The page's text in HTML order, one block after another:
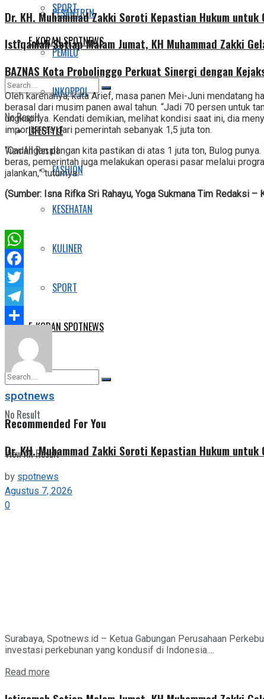
SPORT
E-KORAN SPOTNEWS
No Result
View All Result
PESANTREN
PEMILU
INKOPPOL
LIFESTYLE
FASHION
KESEHATAN
KULINER
SPORT
E-KORAN SPOTNEWS
No Result
View All Result
Dr. KH. Muhammad Zakki Soroti Kepastian Hukum
Istiqamah Setiap Malam Jumat, KH Muhammad Zakki
BAZNAS Kota Probolinggo Perkuat Sinergi dengan
Oleh karenanya, kata Arief, masa panen Mei-Juni mendatang
berasal dari musim panen awal tahun. “Jadi 70 persen untuk
ungkapnya. Kendati demikian, melihat kondisi saat ini, dia
impor beras dari pemerintah sebanyak 1,5 juta ton.
“Cadangan pangan kita pastikan di atas 1 juta ton, Bulog
beras, pemerintah juga melakukan operasi pasar melalui
jalankan,” tuturnya.
(Sumber: Isna Rifka Sri Rahayu, Yoga Sukmana Tim Redaksi
WhatsApp
Facebook
Twitter
Telegram
Share
spotnews
Recommended For You
Dr. KH. Muhammad Zakki Soroti Kepastian Hukum
by spotnews
Agustus 7, 2026
0
Surabaya, Spotnews.id – Ketua Gabungan Perusahaan
investasi perkebunan yang kondusif di Indonesia....
Read more